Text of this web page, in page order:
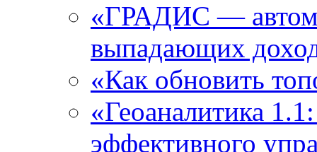
«ГРАДИС ―
выпадающих
«Как обновить
«Геоаналитика
эффективного